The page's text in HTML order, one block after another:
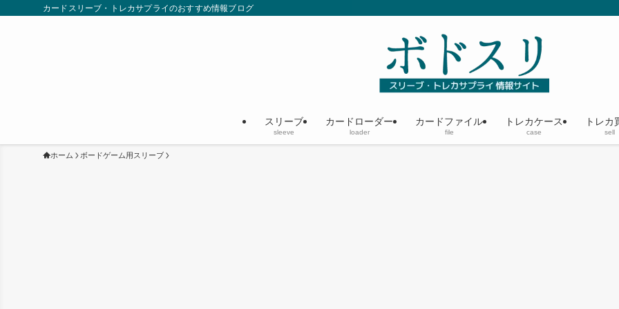
カードスリーブ・トレカサプライのおすすめ情報ブログ
スリーブ
sleeve
カードローダー
loader
カードファイル
file
トレカケース
case
トレカ
sell
ホーム ボードゲーム用スリーブ